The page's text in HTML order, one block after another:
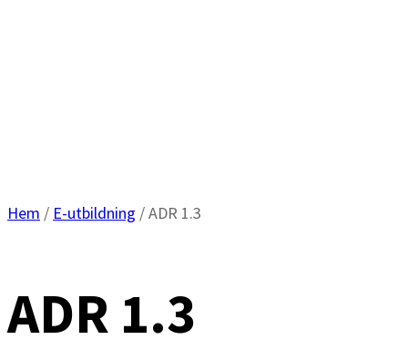
Hem / E-utbildning / ADR 1.3
ADR 1.3